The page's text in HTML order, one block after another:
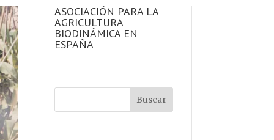
ASOCIACIÓN PARA LA
AGRICULTURA
BIODINÁMICA EN
ESPAÑA